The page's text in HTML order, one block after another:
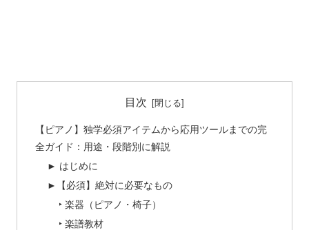
目次
【ピアノ】独学必須アイテムから応用ツールまでの完
全ガイド：用途・段階別に解説
► はじめに
►【必須】絶対に必要なもの
‣ 楽器（ピアノ・椅子）
‣ 楽譜教材